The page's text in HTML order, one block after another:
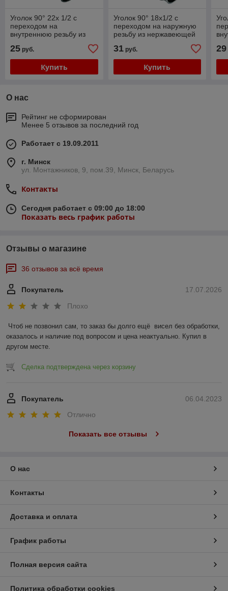
Уголок 90° 22х 1/2 с
переходом на
внутреннюю резьбу из
нержавеющей стали (P-
G), Ver-pro
25 руб.
Купить
Уголок 90° 18х1/2 с
переходом на наружную
резьбу из нержавеющей
31руб.
Купить
G),
29
О нас
Рейтинг не сформирован
Менее 5 отзывов за последний год
Работает с 19.09.2011
г. Минск
ул. Монтажников, 9, пом.39, Минск, Беларусь
Контакты
Сегодня работает с 09:00 до 18:00
Показать весь график работы
Отзывы о магазине
36 отзывов за всё время
17.07.2026
Покупатель
Плохо
Чтоб не позвонил сам, то заказ бы долго ещё  висел без обработки,
оказалось и наличие под вопросом и цена неактуально. Купил в
другом месте.
Сделка подтверждена через корзину
06.04.2023
Покупатель
Отлично
Показать все отзывы
О нас
Контакты
Доставка и оплата
График работы
Полная версия сайта
Политика обработки cookies